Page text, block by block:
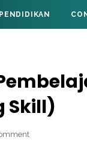
PENDIDIKAN
Skill)